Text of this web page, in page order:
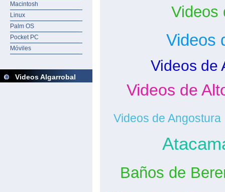
Macintosh
Linux
Palm OS
Pocket PC
Móviles
Videos Algarrobal
Videos
Videos
Videos de
Videos de
Videos de Angostura
Baños de